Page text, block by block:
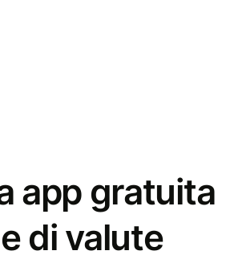
app gratuita
di valute